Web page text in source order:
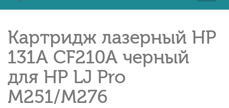
Картридж лазерный HP
131A CF210A черный
для HP LJ Pro
M251/M276